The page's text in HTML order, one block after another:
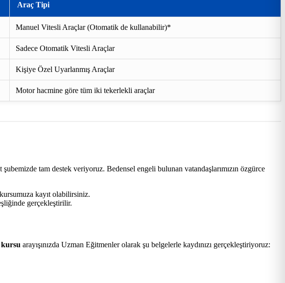
Araç Tipi
Manuel Vitesli Araçlar (Otomatik de kullanabilir)*
Sadece Otomatik Vitesli Araçlar
Kişiye Özel Uyarlanmış Araçlar
Motor hacmine göre tüm iki tekerlekli araçlar
tam destek veriyoruz. Bedensel engeli bulunan vatandaşlarımızın özgürce
kayıt olabilirsiniz.
gerçekleştirilir.
kursu arayışınızda Uzman Eğitmenler olarak şu belgelerle kaydınızı gerçekleştiriyoruz: